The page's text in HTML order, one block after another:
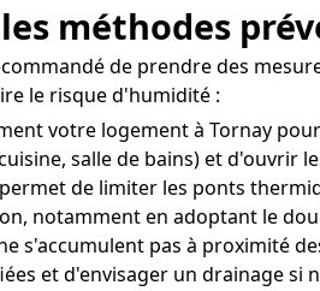
méthodes
de prendre des
le risque d'humidité :
votre logement à Tornay
salle de bains) et d'ouvrir
de limiter les ponts
notamment en adoptant le
s'accumulent pas à proximité
et d'envisager un drainage si